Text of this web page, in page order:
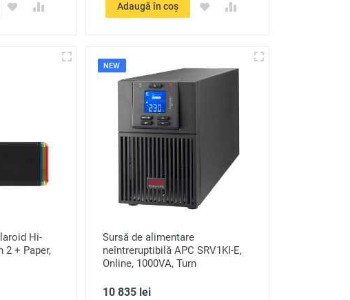
Adaugă în coș
Hi-
2 + Paper,
NEW
Sursă de alimentare
neîntreruptibilă APC SRV1KI-E,
Online, 1000VA, Turn
10 835 lei